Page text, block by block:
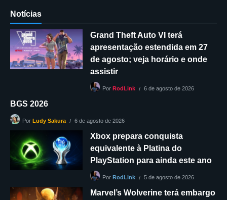
Notícias
Grand Theft Auto VI terá
apresentação estendida em 27
de agosto; veja horário e onde
assistir
Por RodLink 6 de agosto de 2026
BGS 2026
Por Ludy Sakura 6 de agosto de 2026
Xbox prepara conquista
equivalente à Platina do
PlayStation para ainda este ano
Por RodLink 5 de agosto de 2026
Marvel’s Wolverine terá embargo